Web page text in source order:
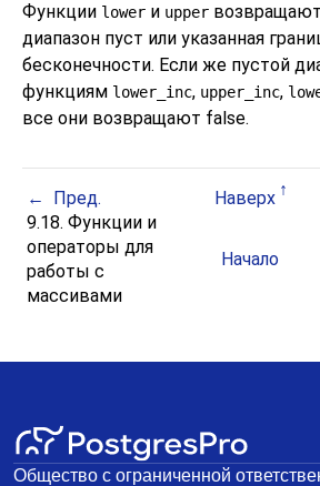
Функции lower и upper
диапазон пуст или указанная
бесконечности. Если же пустой
функциям lower_inc, upper_inc,
все они возвращают false.
Пред. Наверх
9.18. Функции и
операторы для
работы с
массивами
Начало
Общество с ограниченной